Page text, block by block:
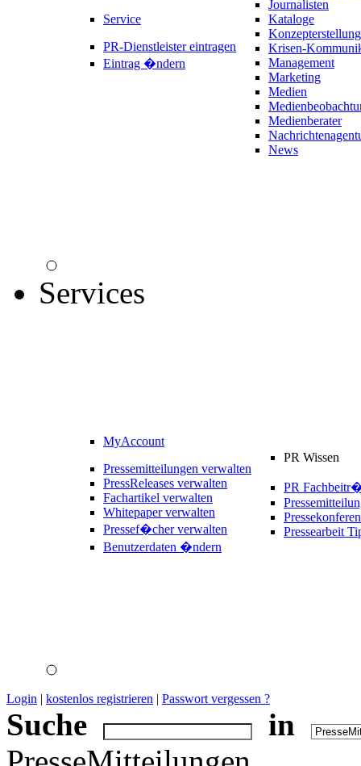
Service
PR-Dienstleister eintragen
Eintrag �ndern
Journalisten
Kataloge
Konzepterstellung
Krisen-
Management
Marketing
Medien
Medienberater
News
Services
MyAccount
Pressemitteilungen verwalten
PressReleases verwalten
Fachartikel verwalten
Whitepaper verwalten
Pressef�cher verwalten
Benutzerdaten �ndern
PR Wissen
PR
Pressearbeit
Login | kostenlos registrieren | Passwort vergessen ?
Suche
in